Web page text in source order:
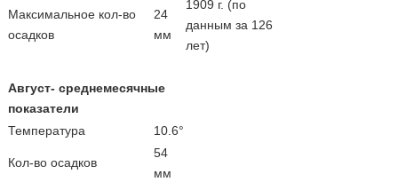
Максимальное кол-во
осадков
24
мм
1909 г. (по
данным за 126
лет)
Август- среднемесячные
показатели
Температура
10.6°
Кол-во осадков
54
мм